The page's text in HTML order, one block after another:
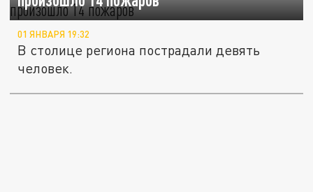
01 ЯНВАРЯ 19:32
В столице региона пострадали девять
человек.